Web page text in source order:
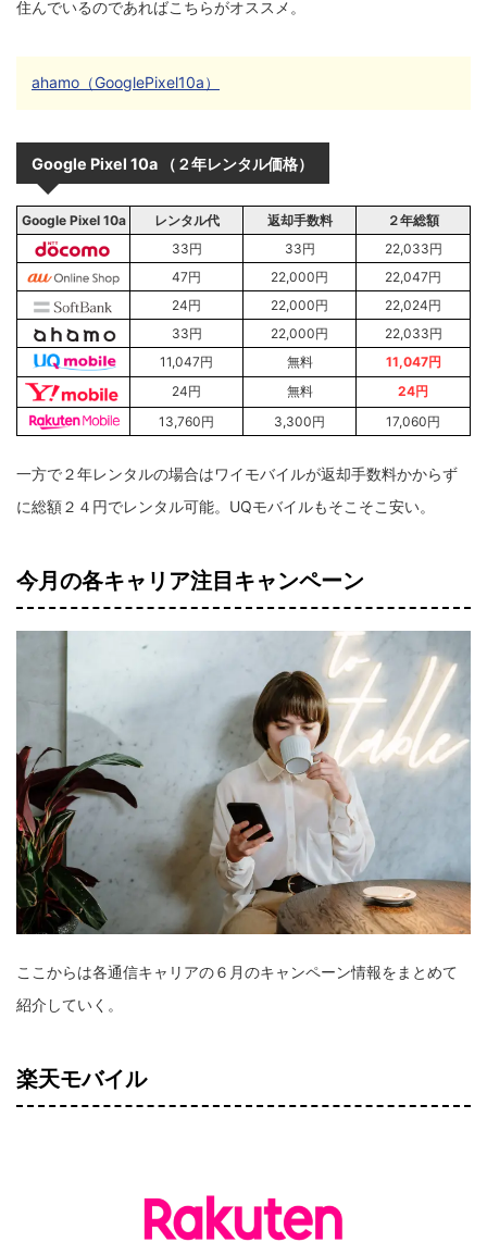
住んでいるのであればこちらがオススメ。
ahamo（GooglePixel10a）
Google Pixel 10a （２年レンタル価格）
Google Pixel 10a レンタル代 返却手数料
２年総額
33円
33円
22,033円
47円
22,000円
22,047円
24円
22,000円
22,024円
33円
22,000円
22,033円
11,047円
無料
11,047円
24円
無料
24円
13,760円
3,300円 17,060円
一方で２年レンタルの場合はワイモバイルが返却手数料かからず
に総額２４円でレンタル可能。UQモバイルもそこそこ安い。
今月の各キャリア注目キャンペーン
ここからは各通信キャリアの６月のキャンペーン情報をまとめて
紹介していく。
楽天モバイル